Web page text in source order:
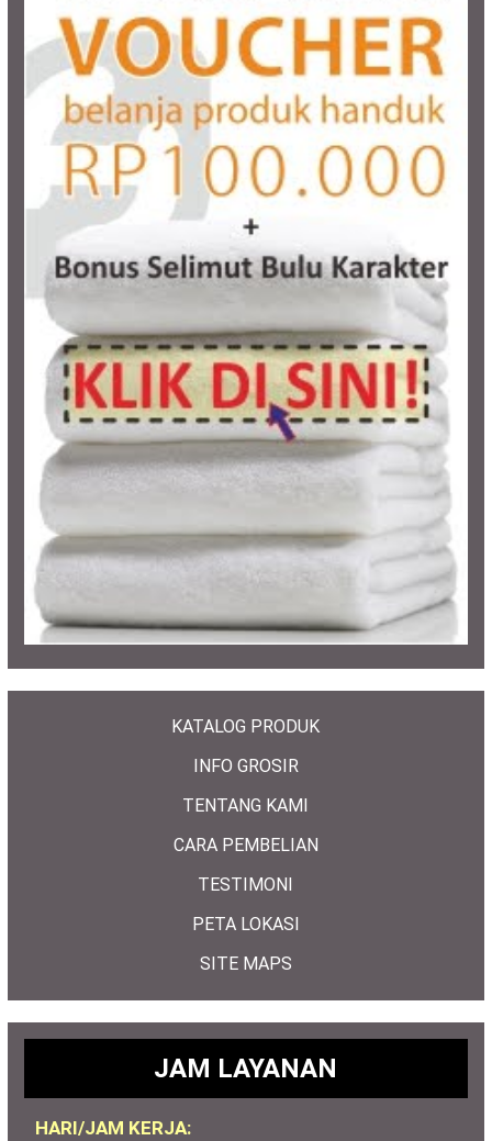
KATALOG PRODUK
INFO GROSIR
TENTANG KAMI
CARA PEMBELIAN
TESTIMONI
PETA LOKASI
SITE MAPS
JAM LAYANAN
HARI/JAM KERJA: